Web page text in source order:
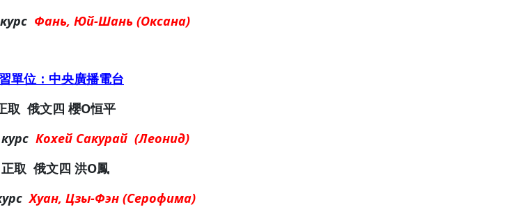
Фань, Юй-Шань (Оксана)
單位：中央廣播電台
取 俄文四 櫻O恒平
Кохей Сакурай (Леонид)
正取 俄文四 洪O鳳
Хуан, Цзы-Фэн (Серофима)